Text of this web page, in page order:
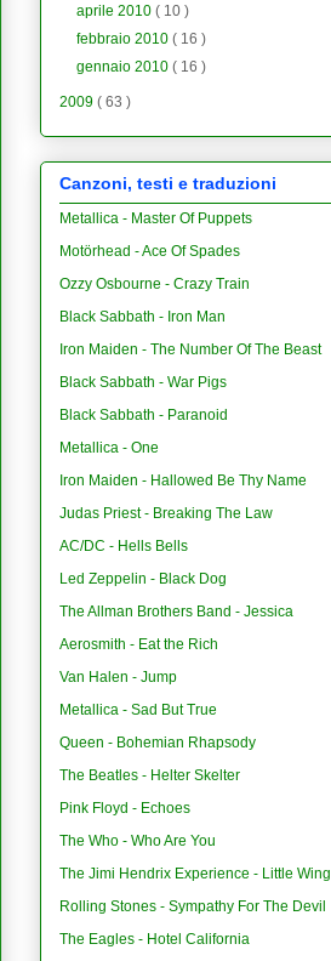
aprile 2010( 10 )
febbraio 2010( 16 )
gennaio 2010( 16 )
2009 ( 63 )
Canzoni, testi e traduzioni
Metallica - Master Of Puppets
Motörhead - Ace Of Spades
Ozzy Osbourne - Crazy Train
Black Sabbath - Iron Man
Iron Maiden - The Number Of The Beast
Black Sabbath - War Pigs
Black Sabbath - Paranoid
Metallica - One
Iron Maiden - Hallowed Be Thy Name
Judas Priest - Breaking The Law
AC/DC - Hells Bells
Led Zeppelin - Black Dog
The Allman Brothers Band - Jessica
Aerosmith - Eat the Rich
Van Halen - Jump
Metallica - Sad But True
Queen - Bohemian Rhapsody
The Beatles - Helter Skelter
Pink Floyd - Echoes
The Who - Who Are You
The Jimi Hendrix Experience - Little Wing
Rolling Stones - Sympathy For The Devil
The Eagles - Hotel California